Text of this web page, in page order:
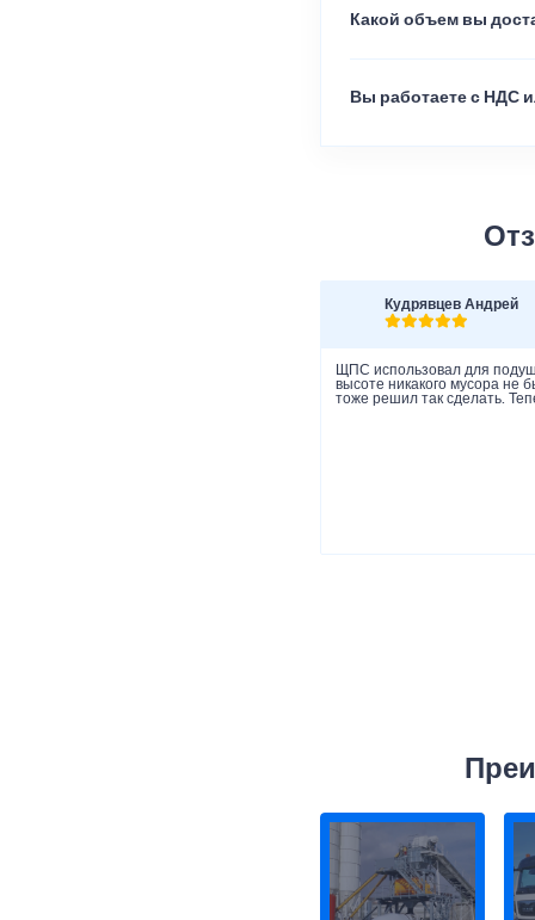
Какой объем вы
Вы работаете с НДС
Кудрявцев Андрей
ЩПС использовал для
высоте никакого мусора не
тоже решил так сделать.